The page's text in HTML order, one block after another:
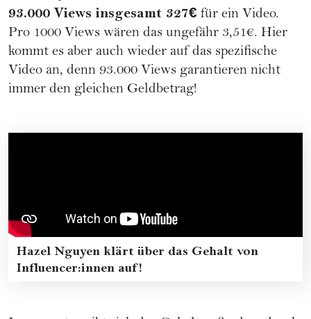
93.000 Views insgesamt 327€ für ein Video.
Pro 1000 Views wären das ungefähr 3,51€. Hier
kommt es aber auch wieder auf das spezifische
Video an, denn 93.000 Views garantieren nicht
immer den gleichen Geldbetrag!
Hazel Nguyen klärt über das Gehalt von
Influencer:innen auf!